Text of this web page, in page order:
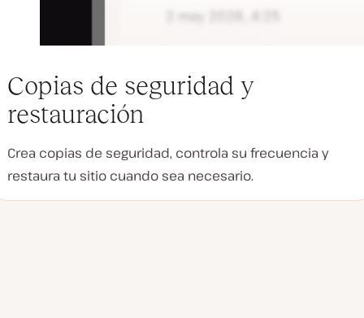
Copias de seguridad y
restauración
Crea copias de seguridad, controla su frecuencia y
restaura tu sitio cuando sea necesario.